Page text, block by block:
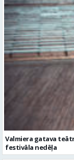
Valmiera gatava
festivāla nedēļa